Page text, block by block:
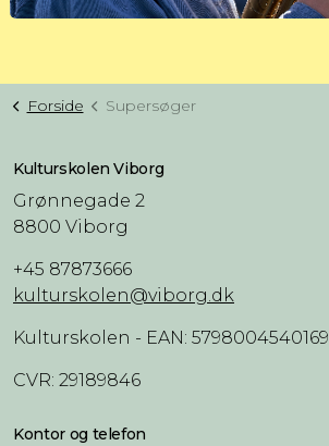
Forside Supersøger
Kulturskolen Viborg
Grønnegade 2
8800 Viborg
+45 87873666
kulturskolen@viborg.dk
Kulturskolen - EAN: 5798004540169
CVR: 29189846
Kontor og telefon